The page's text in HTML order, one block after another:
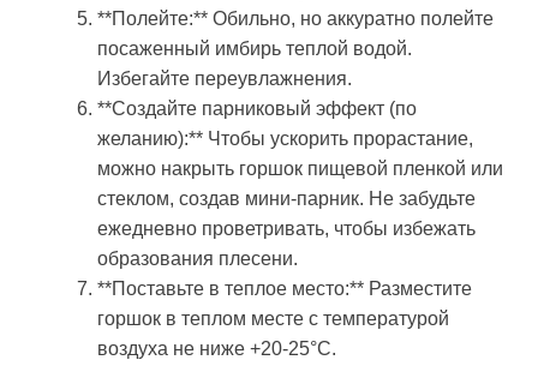
**Полейте:** Обильно, но аккуратно полейте
посаженный имбирь теплой водой.
Избегайте переувлажнения.
**Создайте парниковый эффект (по
желанию):** Чтобы ускорить прорастание,
можно накрыть горшок пищевой пленкой или
стеклом, создав мини-парник. Не забудьте
ежедневно проветривать, чтобы избежать
образования плесени.
**Поставьте в теплое место:** Разместите
горшок в теплом месте с температурой
воздуха не ниже +20-25°C.